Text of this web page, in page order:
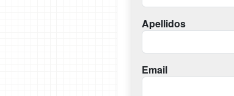
Apellidos
Email